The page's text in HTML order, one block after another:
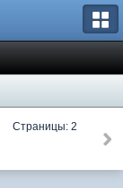
Страницы: 2